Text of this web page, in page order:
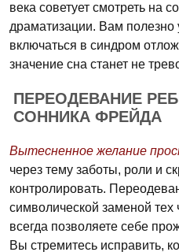
века советует смотреть на
драматизации. Вам полезно
включаться в синдром
значение сна станет не
ПЕРЕОДЕВАНИЕ
СОННИКА ФРЕЙДА
Вытесненное желание
через тему заботы, роли и
контролировать.
символической заменой
всегда позволяете себе
Вы стремитесь исправить,